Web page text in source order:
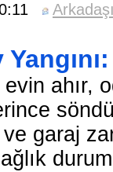
ahır,
ve garaj